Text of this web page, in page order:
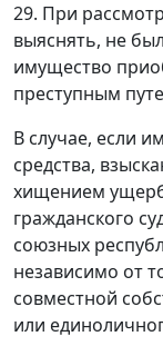
29. При
выяснять, не
имущество
преступным
В случае, если
средства,
хищением
гражданского
союзных
независимо от
совместной
или